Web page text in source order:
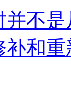
并不
和